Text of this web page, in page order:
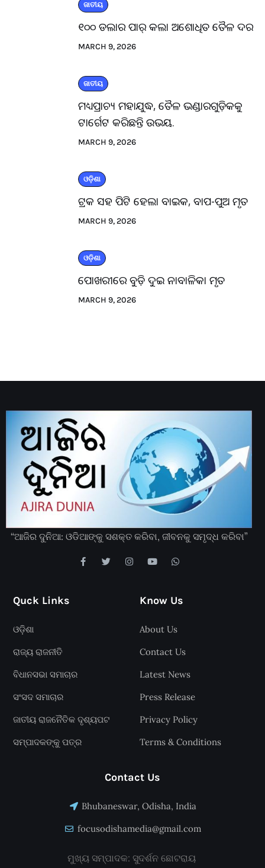
ଜାତୀୟ
୧୦୦ ଡଲାର ପାର୍ କଲା ଅଶୋଧିତ ତୈଳ ଦର
MARCH 9, 2026
ଜାତୀୟ
ମଧ୍ୟପ୍ରାଚ୍ୟ ମହାଯୁଦ୍ଧ, ତୈଳ ଭଣ୍ଡାରଗୁଡ଼ିକକୁ
ଟାର୍ଗେଟ କରିଛନ୍ତି ଉଭୟ.
MARCH 9, 2026
ଓଡ଼ିଶା
ଟ୍ରକ ସହ ପିଟି ହେଲା ବାଇକ, ବାପ-ପୁଅ ମୃତ
MARCH 9, 2026
ଓଡ଼ିଶା
ପୋଖରୀରେ ବୁଡ଼ି ଦୁଇ ନାବାଳିକା ମୃତ
MARCH 9, 2026
“ଆଜିର ଦୁନିଆ: ଓଡିଆଙ୍କୁ ସଶକ୍ତ କରିବା, ଜୀବନକୁ ସମୃଦ୍ଧ କରିବା”
Quck Links
ଓଡ଼ିଶା
ରାଜ୍ୟ ରାଜନୀତି
ବିଧାନସଭା ସମାଚାର
ସଂସଦ ସମାଚାର
ଜାତୀୟ ରାଜନୈତିକ ଦୃଶ୍ୟପଟ
ସମ୍ପାଦକଙ୍କୁ ପତ୍ର
Know Us
About Us
Contact Us
Latest News
Press Release
Privacy Policy
Terms & Conditions
Contact Us
Bhubaneswar, Odisha, India
focusodishamedia@gmail.com
ମୁଖ୍ୟ ସମ୍ପାଦକ: ସୁଦର୍ଶନ ଛୋଟରାୟ